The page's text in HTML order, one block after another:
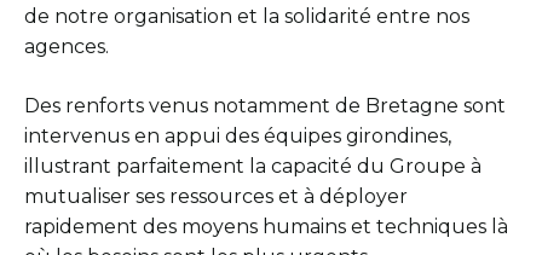
de notre organisation et la solidarité entre nos
agences.
Des renforts venus notamment de Bretagne sont
intervenus en appui des équipes girondines,
illustrant parfaitement la capacité du Groupe à
mutualiser ses ressources et à déployer
rapidement des moyens humains et techniques là